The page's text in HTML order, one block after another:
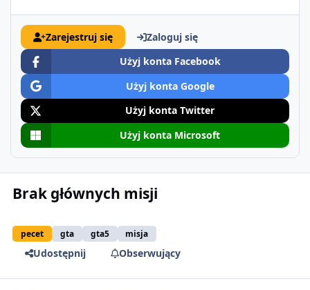
Zarejestruj się
Zaloguj się
Użyj konta Facebook
Użyj konta Google
Użyj konta Twitter
Użyj konta Microsoft
Brak głównych misji
pecet gta gta5 misja
Udostępnij Obserwujący